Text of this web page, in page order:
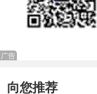
向您推荐